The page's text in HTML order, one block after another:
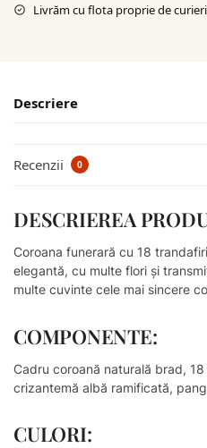
Livrăm cu flota proprie de curieri
Descriere
Recenzii 0
DESCRIEREA
Coroana funerară cu 18
elegantă, cu multe flori și
multe cuvinte cele mai sincere
COMPONENTE:
Cadru coroană naturală brad,
crizantemă albă ramificată,
CULORI: